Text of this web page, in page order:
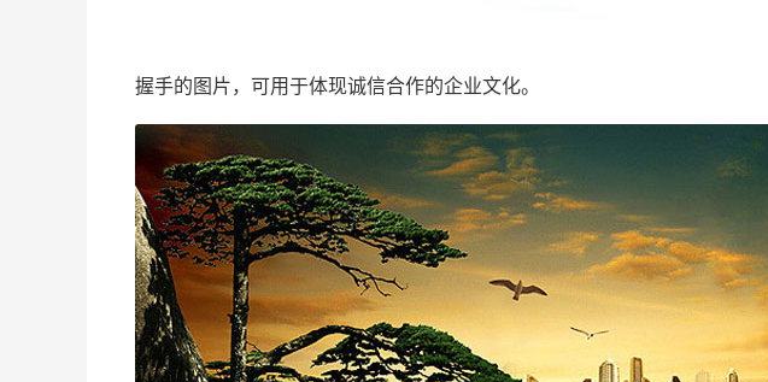
握手的图片，可用于体现诚信合作的企业文化。